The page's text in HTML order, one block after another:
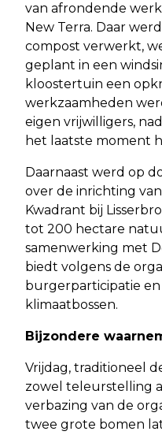
van afrondende
New Terra. Daar
compost verwerkt,
geplant in een
kloostertuin een
werkzaamheden
eigen vrijwilligers,
het laatste moment
Daarnaast werd op
over de inrichting
Kwadrant bij
tot 200 hectare
samenwerking met
biedt volgens de
burgerparticipatie
klimaatbossen.
Bijzondere
Vrijdag, traditioneel
zowel teleurstelling
verbazing van de
twee grote bomen